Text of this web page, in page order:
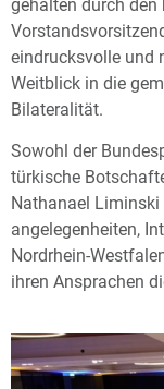
gehalten durch
eindrucksvolle und
Weitblick in die
Bilateralität.
Sowohl der
türkische
Nathanael
angelegenheiten,
Nordrhein-
ihren Ansprachen